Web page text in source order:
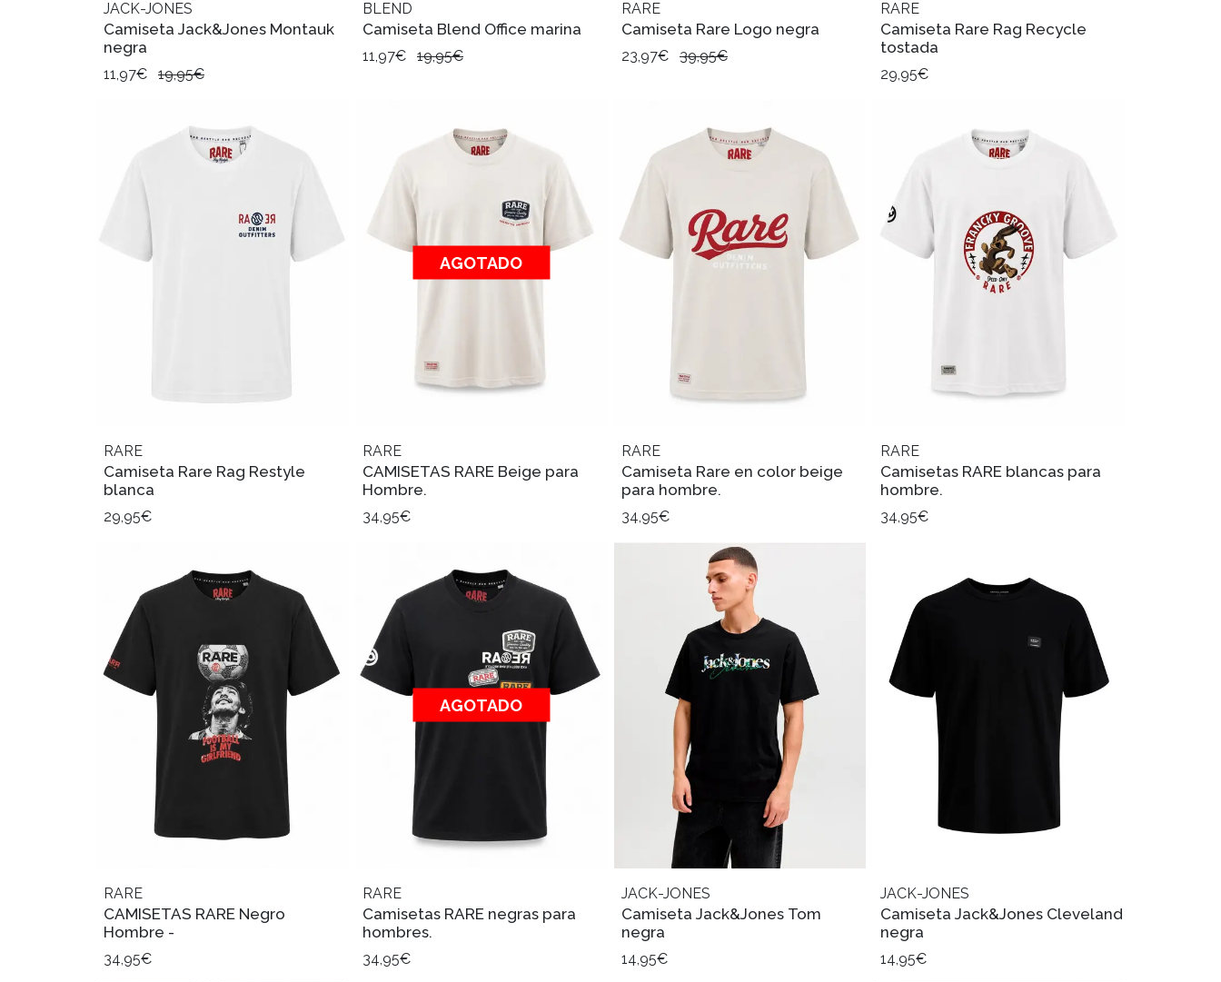
JACK-JONES
Camiseta Jack&Jones Montauk
negra
11,97€ 19,95€
BLEND
Camiseta Blend Office marina
11,97€ 19,95€
RARE
Camiseta Rare Logo negra
23,97€ 39,95€
RARE
Camiseta Rare Rag Recycle
tostada
29,95€
RARE
Camiseta Rare Rag Restyle
blanca
29,95€
AGOTADO
RARE
CAMISETAS RARE Beige para
Hombre.
34,95€
RARE
Camiseta Rare en color beige
para hombre.
34,95€
RARE
Camisetas RARE blancas para
hombre.
34,95€
RARE
CAMISETAS RARE Negro
Hombre -
34,95€
AGOTADO
RARE
Camisetas RARE negras para
hombres.
34,95€
JACK-JONES
Camiseta Jack&Jones Tom
negra
14,95€
JACK-JONES
Camiseta Jack&Jones Cleveland
negra
14,95€